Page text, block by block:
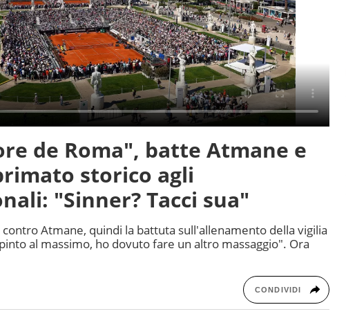
de Roma", batte Atmane e
storico agli
"Sinner? Tacci sua"
contro Atmane, quindi la battuta sull'allenamento della vigilia
al massimo, ho dovuto fare un altro massaggio". Ora
CONDIVIDI